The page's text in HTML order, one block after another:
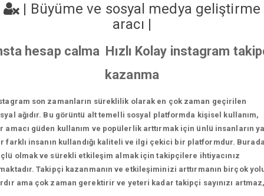
| Büyüme ve sosyal medya geliştirme
aracı |
hesap calma Hızlı Kolay instagram
kazanma
son zamanların süreklilik olarak en çok zaman geçirilen
ağıdır. Bu görüntü alt temelli sosyal platformda kişisel kullanım,
amacı güden kullanım ve popülerlik arttırmak için ünlü insanların
farklı insanın kullandığı kaliteli ve ilgi çekici bir platformdur.
olmak ve sürekli etkileşim almak için takipçilere ihtiyacınız
Takipçi kazanmanın ve etkileşiminizi arttırmanın birçok
ama çok zaman gerektirir ve yeteri kadar takipçi sayınızı